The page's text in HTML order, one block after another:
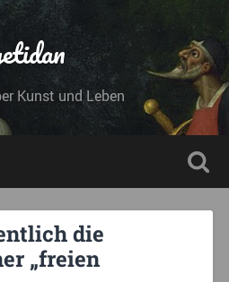
Kunst und Leben
die
„freien